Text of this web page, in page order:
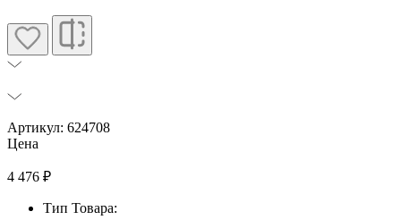
Артикул: 624708
Цена
4 476 ₽
Тип Товара: